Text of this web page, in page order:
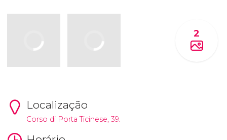
2
Localização
Corso di Porta Ticinese, 39.